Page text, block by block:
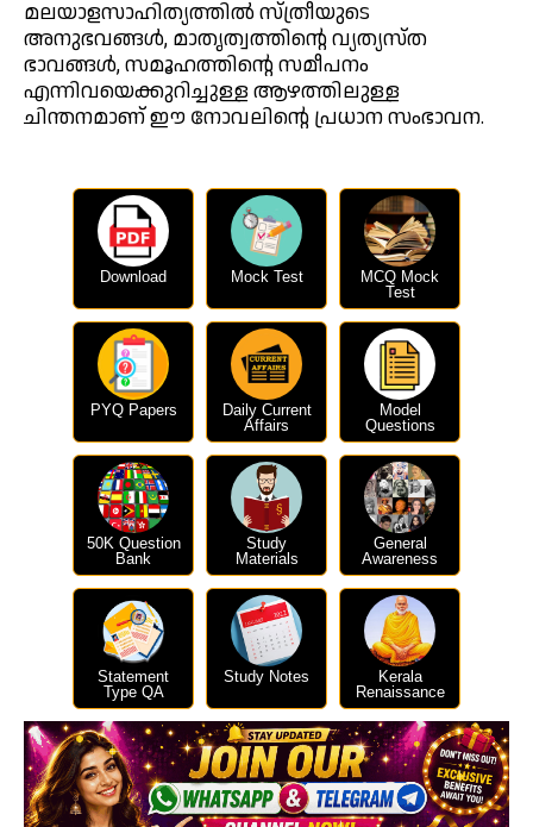
മലയാളസാഹിത്യത്തിൽ സ്ത്രീയുടെ
അനുഭവങ്ങൾ, മാതൃത്വത്തിന്റെ വ്യത്യസ്ത
ഭാവങ്ങൾ, സമൂഹത്തിന്റെ സമീപനം
എന്നിവയെക്കുറിച്ചുള്ള ആഴത്തിലുള്ള
ചിന്തനമാണ് ഈ നോവലിന്റെ പ്രധാന സംഭാവന.
Download Mock Test
MCQ Mock
Test
PYQ Papers
Daily Current
Affairs
Model
Questions
50K Question
Bank
Study
Materials
General
Awareness
Statement
Type QA
Study Notes
Kerala
Renaissance